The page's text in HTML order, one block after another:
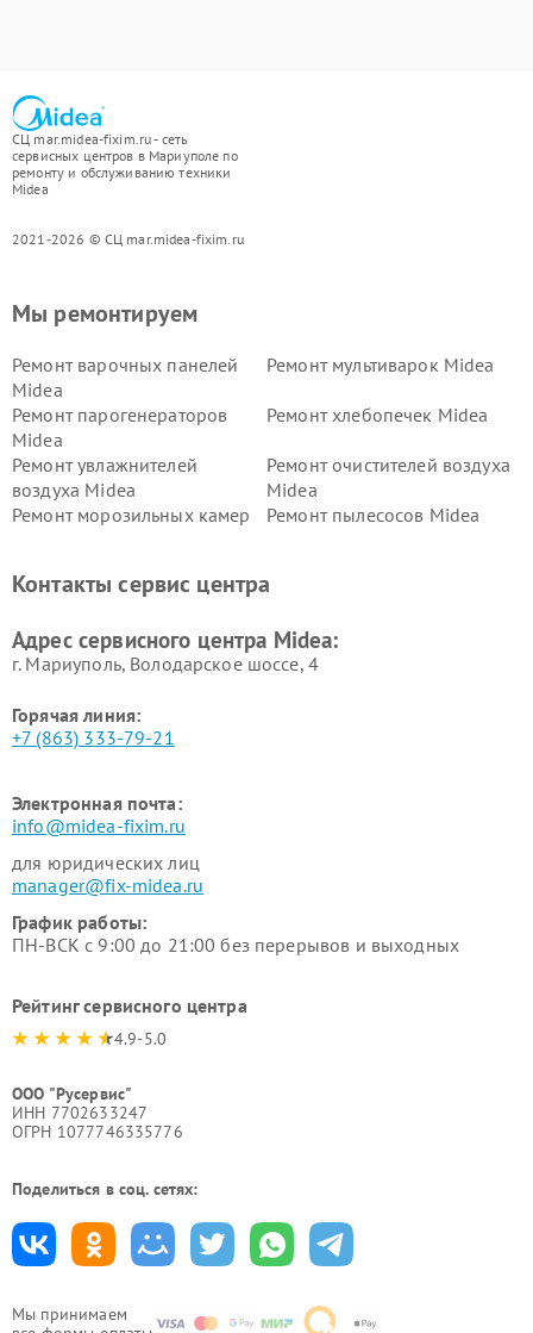
СЦ mar.midea-fixim.ru - сеть
сервисных центров в Мариуполе по
ремонту и обслуживанию техники
Midea
2021-2026 © СЦ mar.midea-fixim.ru
Мы принимаем
Мы ремонтируем
Ремонт варочных панелей
Midea
Ремонт мультиварок Midea
Ремонт парогенераторов
Midea
Ремонт хлебопечек Midea
Ремонт увлажнителей
воздуха Midea
Ремонт очистителей воздуха
Midea
Ремонт морозильных камер
Ремонт пылесосов Midea
пылесосов Midea
Midea
Контакты сервис центра
Адрес сервисного центра Midea:
г. Мариуполь, Володарское шоссе, 4
Горячая линия:
+7 (863) 333-79-21
Электронная почта:
info@midea-fixim.ru
для юридических лиц
manager@fix-midea.ru
График работы:
ПН-ВСК с 9:00 до 21:00 без перерывов и выходных
Рейтинг сервисного центра
4.9-5.0
ООО "Русервис"
ИНН 7702633247
ОГРН 1077746335776
Поделиться в соц. сетях: